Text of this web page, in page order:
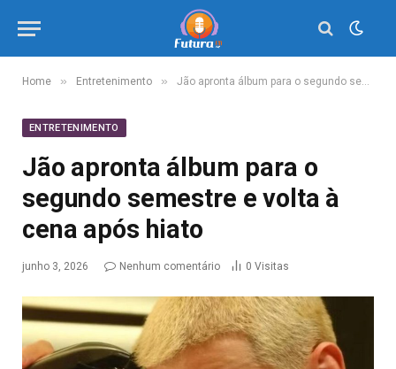
Home » Entretenimento » Jão apronta álbum para o segundo semestre e volta à cena após hiato
ENTRETENIMENTO
Jão apronta álbum para o
segundo semestre e volta à
cena após hiato
junho 3, 2026 Nenhum comentário 0 Visitas